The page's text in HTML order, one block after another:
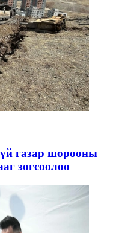
газар шорооны
зогсоолоо